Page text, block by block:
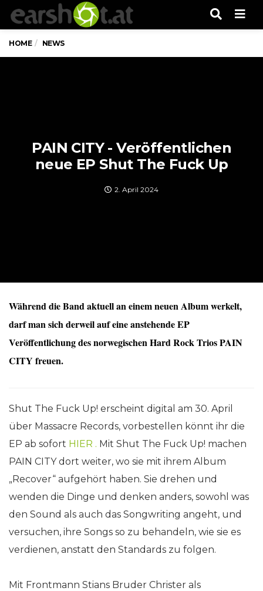
HOME NEWS
PAIN CITY - Veröffentlichen
neue EP Shut The Fuck Up
2. April 2024
Während die Band aktuell an einem neuen Album werkelt,
darf man sich derweil auf eine anstehende EP
Veröffentlichung des norwegischen Hard Rock Trios PAIN
CITY freuen.
Shut The Fuck Up! erscheint digital am 30. April
über Massacre Records, vorbestellen könnt ihr die
EP ab sofort HIER . Mit Shut The Fuck Up! machen
PAIN CITY dort weiter, wo sie mit ihrem Album
„Recover“ aufgehört haben. Sie drehen und
wenden die Dinge und denken anders, sowohl was
den Sound als auch das Songwriting angeht, und
versuchen, ihre Songs so zu behandeln, wie sie es
verdienen, anstatt den Standards zu folgen.
Mit Frontmann Stians Bruder Christer als